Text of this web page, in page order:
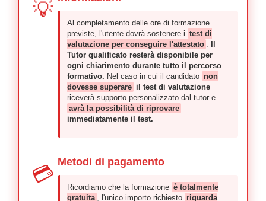
💡
Al completamento delle ore di formazione
previste, l'utente dovrà sostenere i test di
valutazione per conseguire l'attestato .
Tutor qualificato resterà disponibile per
ogni chiarimento durante tutto il percorso
formativo. Nel caso in cui il candidato non
dovesse superare il test di valutazione
riceverà supporto personalizzato dal tutor e
avrà la possibilità di riprovare
immediatamente il test.
💳
Metodi di pagamento
Ricordiamo che la formazione è totalmente
gratuita , l'unico importo richiesto riguarda